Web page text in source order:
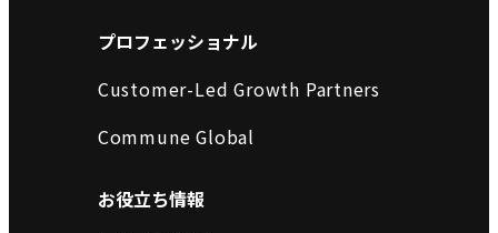
プロフェッショナル
Customer-Led Growth Partners
Commune Global
お役立ち情報